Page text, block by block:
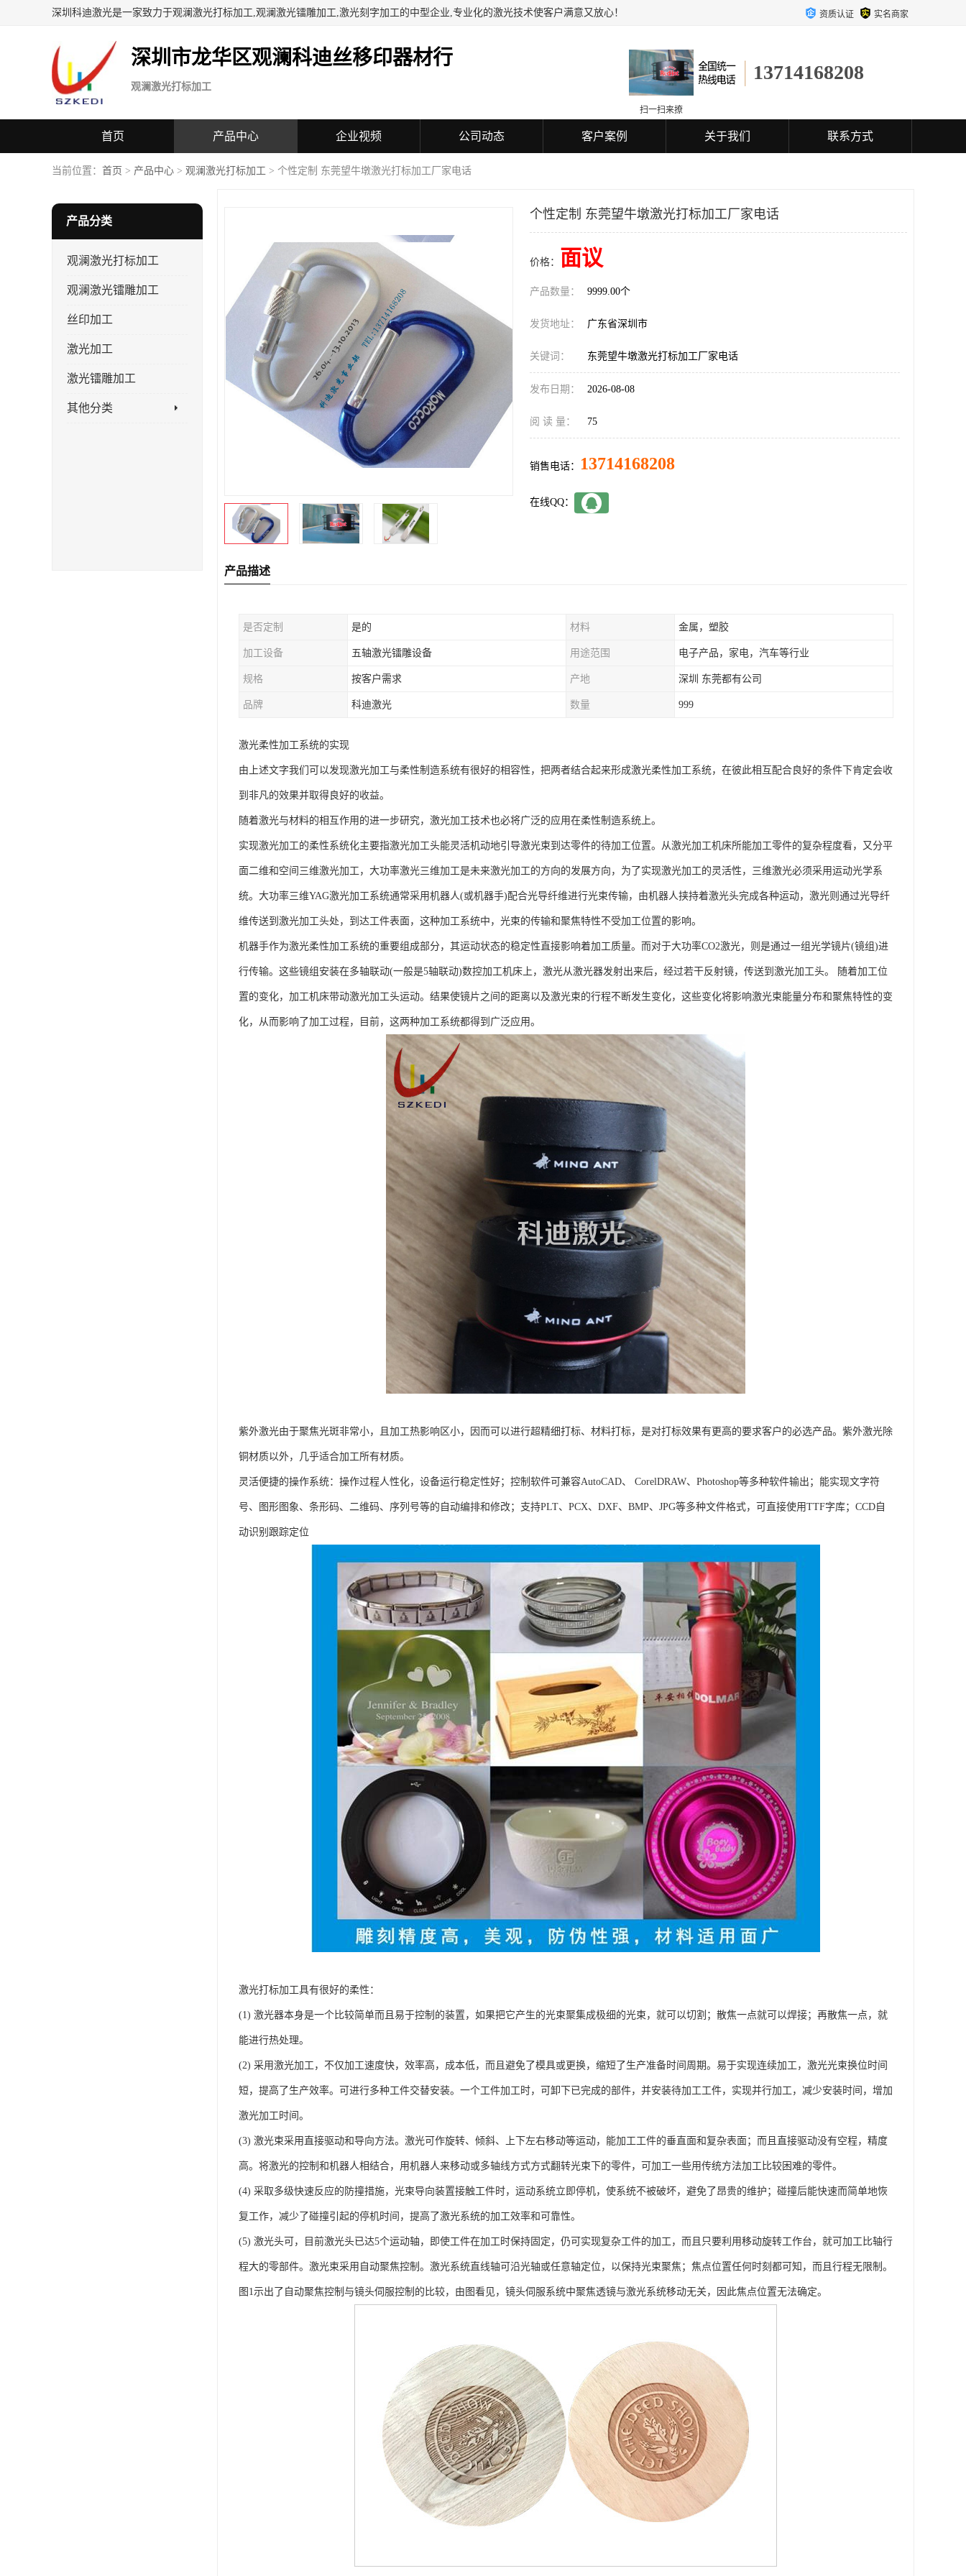
深圳科迪激光是一家致力于观澜激光打标加工,观澜激光镭雕加工,激光刻字加工的中型企业,专业化的激光技术使客户满意又放心！ 资质认证 实名商家
深圳市龙华区观澜科迪丝移印器材行
观澜激光打标加工
13714168208
扫一扫来撩
首页 产品中心 企业视频 公司动态 客户案例 关于我们 联系方式
当前位置： 首页 > 产品中心 > 观澜激光打标加工 > 个性定制 东莞望牛墩激光打标加工厂家电话
产品分类
观澜激光打标加工
观澜激光镭雕加工
丝印加工
激光加工
激光镭雕加工
其他分类
个性定制 东莞望牛墩激光打标加工厂家电话
价格： 面议
产品数量： 9999.00个
发货地址： 广东省深圳市
关键词： 东莞望牛墩激光打标加工厂家电话
发布日期： 2026-08-08
阅 读 量： 75
销售电话： 13714168208
在线QQ：
产品描述
是否定制 是的 材料 金属，塑胶
加工设备 五轴激光镭雕设备 用途范围 电子产品，家电，汽车等行业
规格 按客户需求 产地 深圳 东莞都有公司
品牌 科迪激光 数量 999
激光柔性加工系统的实现
由上述文字我们可以发现激光加工与柔性制造系统有很好的相容性，把两者结合起来形成激光柔性加工系统，在彼此相互配合良好的条件下肯定会收
到非凡的效果并取得良好的收益。
随着激光与材料的相互作用的进一步研究，激光加工技术也必将广泛的应用在柔性制造系统上。
实现激光加工的柔性系统化主要指激光加工头能灵活机动地引导激光束到达零件的待加工位置。从激光加工机床所能加工零件的复杂程度看，又分平
面二维和空间三维激光加工，大功率激光三维加工是未来激光加工的方向的发展方向，为了实现激光加工的灵活性，三维激光必须采用运动光学系
统。大功率三维YAG激光加工系统通常采用机器人(或机器手)配合光导纤维进行光束传输，由机器人挟持着激光头完成各种运动，激光则通过光导纤
维传送到激光加工头处，到达工件表面，这种加工系统中，光束的传输和聚焦特性不受加工位置的影响。
机器手作为激光柔性加工系统的重要组成部分，其运动状态的稳定性直接影响着加工质量。而对于大功率CO2激光，则是通过一组光学镜片(镜组)进
行传输。这些镜组安装在多轴联动(一般是5轴联动)数控加工机床上，激光从激光器发射出来后，经过若干反射镜，传送到激光加工头。 随着加工位
置的变化，加工机床带动激光加工头运动。结果使镜片之间的距离以及激光束的行程不断发生变化，这些变化将影响激光束能量分布和聚焦特性的变
化，从而影响了加工过程，目前，这两种加工系统都得到广泛应用。
紫外激光由于聚焦光斑非常小，且加工热影响区小，因而可以进行超精细打标、材料打标，是对打标效果有更高的要求客户的必选产品。紫外激光除
铜材质以外，几乎适合加工所有材质。
灵活便捷的操作系统：操作过程人性化，设备运行稳定性好；控制软件可兼容AutoCAD、 CorelDRAW、Photoshop等多种软件输出；能实现文字符
号、图形图象、条形码、二维码、序列号等的自动编排和修改；支持PLT、PCX、DXF、BMP、JPG等多种文件格式，可直接使用TTF字库；CCD自
动识别跟踪定位
激光打标加工具有很好的柔性：
(1) 激光器本身是一个比较简单而且易于控制的装置，如果把它产生的光束聚集成极细的光束，就可以切割；散焦一点就可以焊接；再散焦一点，就
能进行热处理。
(2) 采用激光加工，不仅加工速度快，效率高，成本低，而且避免了模具或更换，缩短了生产准备时间周期。易于实现连续加工，激光光束换位时间
短，提高了生产效率。可进行多种工件交替安装。一个工件加工时，可卸下已完成的部件，并安装待加工工件，实现并行加工，减少安装时间，增加
激光加工时间。
(3) 激光束采用直接驱动和导向方法。激光可作旋转、倾斜、上下左右移动等运动，能加工工件的垂直面和复杂表面；而且直接驱动没有空程，精度
高。将激光的控制和机器人相结合，用机器人来移动或多轴线方式方式翻转光束下的零件，可加工一些用传统方法加工比较困难的零件。
(4) 采取多级快速反应的防撞措施，光束导向装置接触工件时，运动系统立即停机，使系统不被破坏，避免了昂贵的维护；碰撞后能快速而简单地恢
复工作，减少了碰撞引起的停机时间，提高了激光系统的加工效率和可靠性。
(5) 激光头可，目前激光头已达5个运动轴，即使工件在加工时保持固定，仍可实现复杂工件的加工，而且只要利用移动旋转工作台，就可加工比轴行
程大的零部件。激光束采用自动聚焦控制。激光系统直线轴可沿光轴或任意轴定位，以保持光束聚焦；焦点位置任何时刻都可知，而且行程无限制。
图1示出了自动聚焦控制与镜头伺服控制的比较，由图看见，镜头伺服系统中聚焦透镜与激光系统移动无关，因此焦点位置无法确定。